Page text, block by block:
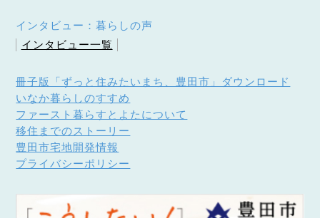
インタビュー：暮らしの声
インタビュー一覧
冊子版「ずっと住みたいまち、豊田市」ダウンロード
いなか暮らしのすすめ
ファースト暮らすとよたについて
移住までのストーリー
豊田市宅地開発情報
プライバシーポリシー